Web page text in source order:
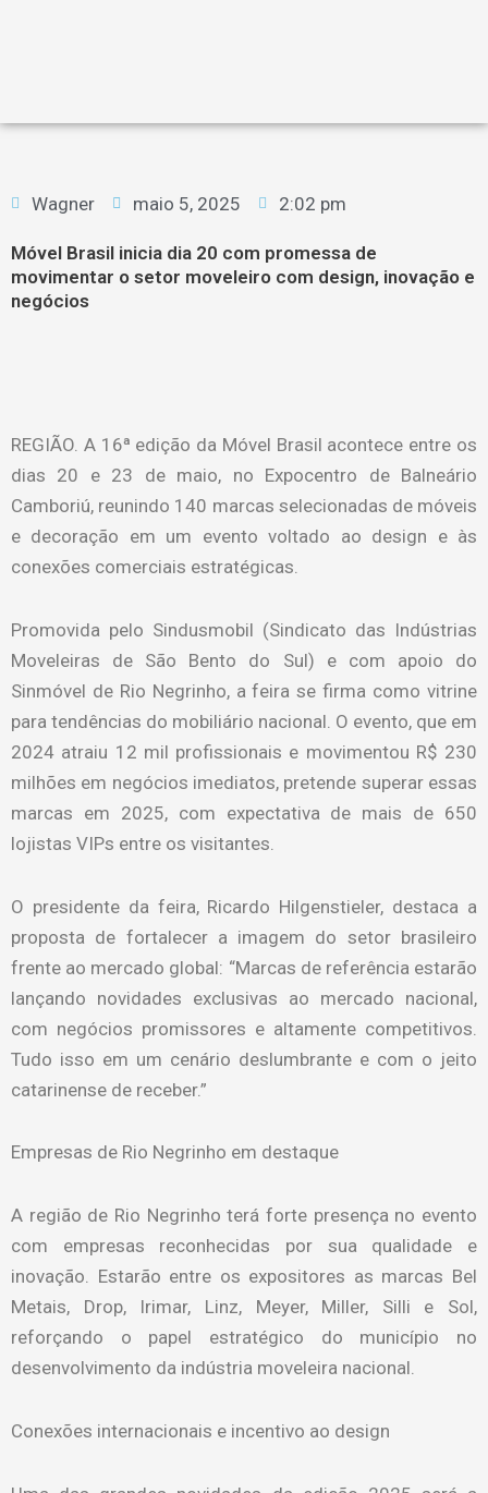
Wagner maio 5, 2025 2:02 pm
Móvel Brasil inicia dia 20 com promessa de
movimentar o setor moveleiro com design, inovação e
negócios
REGIÃO. A 16ª edição da Móvel Brasil acontece entre os
dias 20 e 23 de maio, no Expocentro de Balneário
Camboriú, reunindo 140 marcas selecionadas de móveis
e decoração em um evento voltado ao design e às
conexões comerciais estratégicas.
Promovida pelo Sindusmobil (Sindicato das Indústrias
Moveleiras de São Bento do Sul) e com apoio do
Sinmóvel de Rio Negrinho, a feira se firma como vitrine
para tendências do mobiliário nacional. O evento, que em
2024 atraiu 12 mil profissionais e movimentou R$ 230
milhões em negócios imediatos, pretende superar essas
marcas em 2025, com expectativa de mais de 650
lojistas VIPs entre os visitantes.
O presidente da feira, Ricardo Hilgenstieler, destaca a
proposta de fortalecer a imagem do setor brasileiro
frente ao mercado global: “Marcas de referência estarão
lançando novidades exclusivas ao mercado nacional,
com negócios promissores e altamente competitivos.
Tudo isso em um cenário deslumbrante e com o jeito
catarinense de receber.”
Empresas de Rio Negrinho em destaque
A região de Rio Negrinho terá forte presença no evento
com empresas reconhecidas por sua qualidade e
inovação. Estarão entre os expositores as marcas Bel
Metais, Drop, Irimar, Linz, Meyer, Miller, Silli e Sol,
reforçando o papel estratégico do município no
desenvolvimento da indústria moveleira nacional.
Conexões internacionais e incentivo ao design